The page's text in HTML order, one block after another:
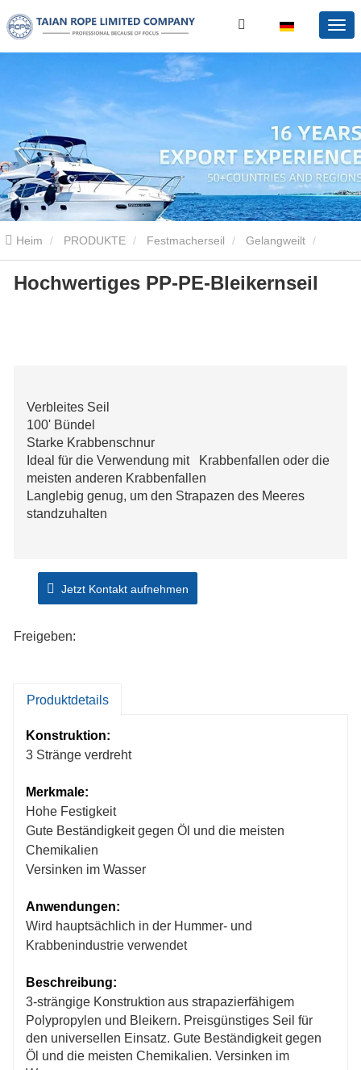
Heim PRODUKTE Festmacherseil Gelangweilt
Hochwertiges PP-PE-Bleikernseil
Hochwertiges PP-PE-Bleikernseil
Verbleites Seil
100' Bündel
Starke Krabbenschnur
Ideal für die Verwendung mit Krabbenfallen oder die
meisten anderen Krabbenfallen
Langlebig genug, um den Strapazen des Meeres
standzuhalten
Jetzt Kontakt aufnehmen
Freigeben:
Produktdetails
Konstruktion:
3 Stränge verdreht
Merkmale:
Hohe Festigkeit
Gute Beständigkeit gegen Öl und die meisten
Chemikalien
Versinken im Wasser
Anwendungen:
Wird hauptsächlich in der Hummer- und
Krabbenindustrie verwendet
Beschreibung:
3-strängige Konstruktion aus strapazierfähigem
Polypropylen und Bleikern. Preisgünstiges Seil für
den universellen Einsatz. Gute Beständigkeit gegen
Öl und die meisten Chemikalien. Versinken im